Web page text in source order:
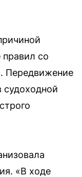
правил со
Передвижение
судоходной
«В ходе